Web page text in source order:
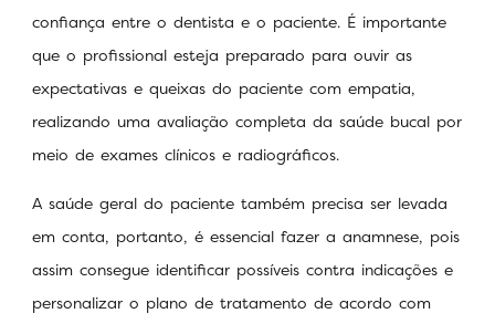
confiança entre o dentista e o paciente. É importante
que o profissional esteja preparado para ouvir as
expectativas e queixas do paciente com empatia,
realizando uma avaliação completa da saúde bucal por
meio de exames clínicos e radiográficos.
A saúde geral do paciente também precisa ser levada
em conta, portanto, é essencial fazer a anamnese, pois
assim consegue identificar possíveis contra indicações e
personalizar o plano de tratamento de acordo com